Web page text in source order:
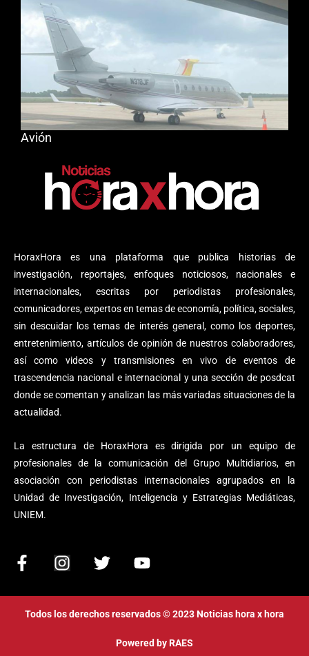
HoraxHora es una plataforma que publica historias de
investigación, reportajes, enfoques noticiosos, nacionales e
internacionales, escritas por periodistas profesionales,
comunicadores, expertos en temas de economía, política, sociales,
sin descuidar los temas de interés general, como los deportes,
entretenimiento, artículos de opinión de nuestros colaboradores,
así como videos y transmisiones en vivo de eventos de
trascendencia nacional e internacional y una sección de posdcat
donde se comentan y analizan las más variadas situaciones de la
actualidad.
La estructura de HoraxHora es dirigida por un equipo de
profesionales de la comunicación del Grupo Multidiarios, en
asociación con periodistas internacionales agrupados en la
Unidad de Investigación, Inteligencia y Estrategias Mediáticas,
UNIEM.
F
c
e
I
s
t
T
i
t
Y
u
t
b
Avión
Todos los derechos reservados © 2023 Noticias hora x hora
Powered byRAES